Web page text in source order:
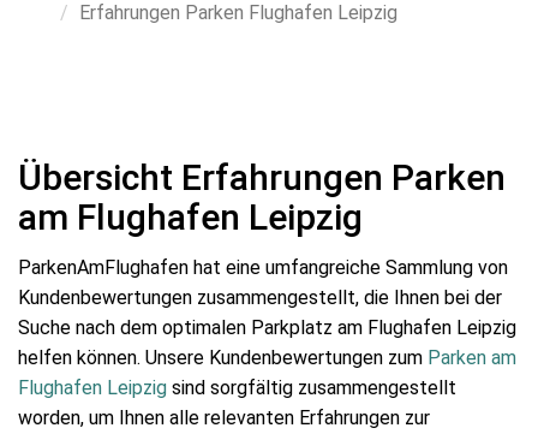
Erfahrungen Parken Flughafen Leipzig
Übersicht Erfahrungen Parken
am Flughafen Leipzig
ParkenAmFlughafen hat eine umfangreiche Sammlung von
Kundenbewertungen zusammengestellt, die Ihnen bei der
Suche nach dem optimalen Parkplatz am Flughafen Leipzig
helfen können. Unsere Kundenbewertungen zum Parken am
Flughafen Leipzig sind sorgfältig zusammengestellt
worden, um Ihnen alle relevanten Erfahrungen zur